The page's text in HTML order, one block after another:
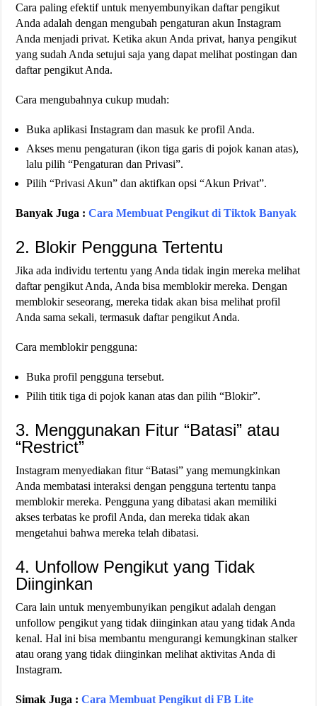
Cara paling efektif untuk menyembunyikan daftar pengikut
Anda adalah dengan mengubah pengaturan akun Instagram
Anda menjadi privat. Ketika akun Anda privat, hanya pengikut
yang sudah Anda setujui saja yang dapat melihat postingan dan
daftar pengikut Anda.
Cara mengubahnya cukup mudah:
Buka aplikasi Instagram dan masuk ke profil Anda.
Akses menu pengaturan (ikon tiga garis di pojok kanan atas),
lalu pilih “Pengaturan dan Privasi”.
Pilih “Privasi Akun” dan aktifkan opsi “Akun Privat”​​​​.
Banyak Juga :Cara Membuat Pengikut di Tiktok Banyak
2. Blokir Pengguna Tertentu
Jika ada individu tertentu yang Anda tidak ingin mereka melihat
daftar pengikut Anda, Anda bisa memblokir mereka. Dengan
memblokir seseorang, mereka tidak akan bisa melihat profil
Anda sama sekali, termasuk daftar pengikut Anda.
Cara memblokir pengguna:
Buka profil pengguna tersebut.
Pilih titik tiga di pojok kanan atas dan pilih “Blokir”​​.
3. Menggunakan Fitur “Batasi” atau
“Restrict”
Instagram menyediakan fitur “Batasi” yang memungkinkan
Anda membatasi interaksi dengan pengguna tertentu tanpa
memblokir mereka. Pengguna yang dibatasi akan memiliki
akses terbatas ke profil Anda, dan mereka tidak akan
mengetahui bahwa mereka telah dibatasi​​.
4. Unfollow Pengikut yang Tidak
Diinginkan
Cara lain untuk menyembunyikan pengikut adalah dengan
unfollow pengikut yang tidak diinginkan atau yang tidak Anda
kenal. Hal ini bisa membantu mengurangi kemungkinan stalker
atau orang yang tidak diinginkan melihat aktivitas Anda di
Instagram​​.
Simak Juga :Cara Membuat Pengikut di FB Lite